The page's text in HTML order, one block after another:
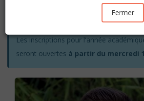
Vider les filtres
Les inscriptions pour l'année
seront ouvertes à partir du mercredi
Fermer